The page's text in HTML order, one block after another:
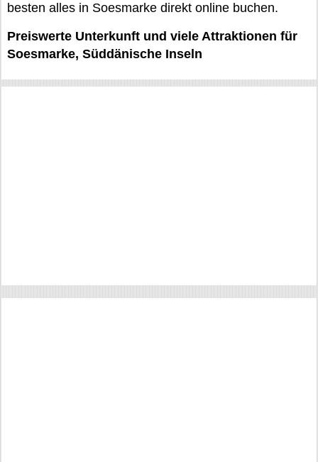
besten alles in Soesmarke direkt online buchen.
Preiswerte Unterkunft und viele Attraktionen für
Soesmarke, Süddänische Inseln